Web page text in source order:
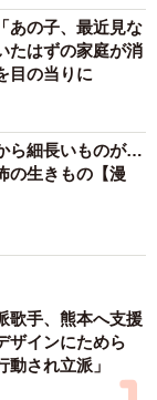
3/17
ょさん提供）
識して揺れ動
ーな鍋を提案
のでした。同作
。
の攻防戦
あの子、最近見な
たはずの家庭が消
目の当りに
ら細長いものが…
の生きもの【漫
歌手、熊本へ支援
ザインにためら
され立派」